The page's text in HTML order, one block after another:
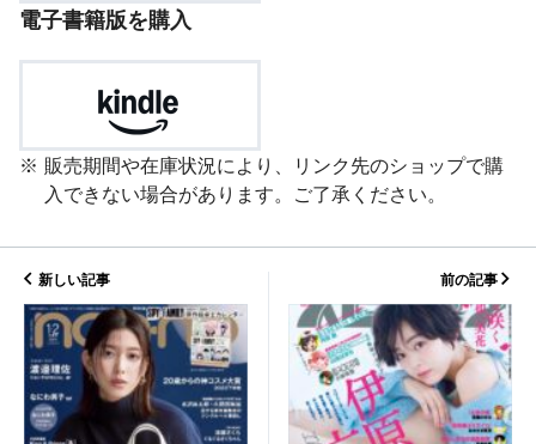
電子書籍版を購入
販売期間や在庫状況により、リンク先のショップで購
入できない場合があります。ご了承ください。
新しい記事 前の記事